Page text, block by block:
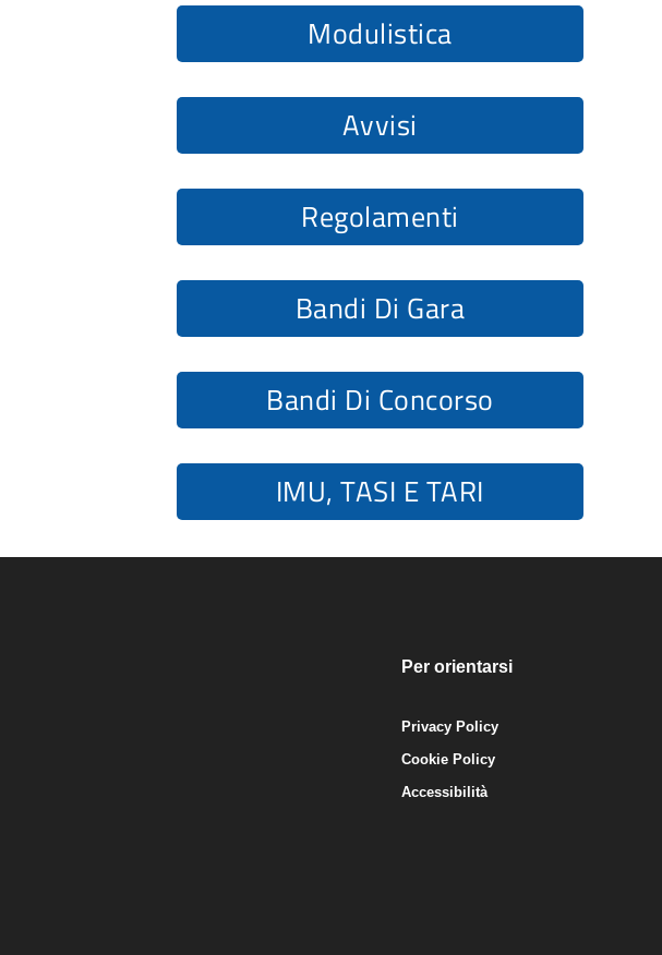
Modulistica
Avvisi
Regolamenti
Bandi Di Gara
Bandi Di Concorso
IMU, TASI E TARI
Per orientarsi
Privacy Policy
Cookie Policy
Accessibilità